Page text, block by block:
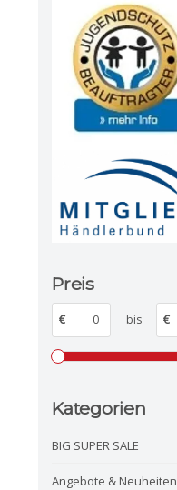
Preis
€ bis €
Kategorien
BIG SUPER SALE
Angebote & Neuheiten